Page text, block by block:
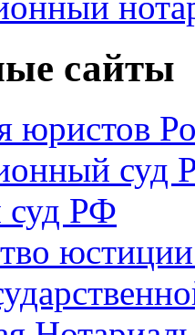
сайты
юристов
суд
суд РФ